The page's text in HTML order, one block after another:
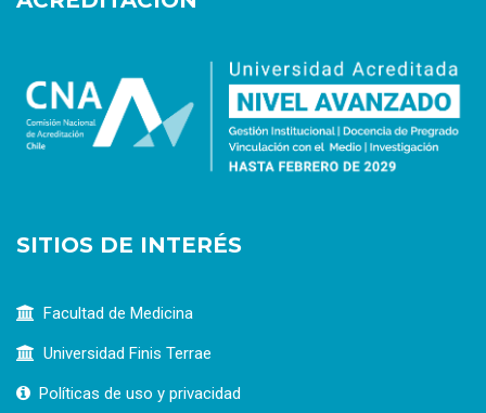
SITIOS DE INTERÉS
Facultad de Medicina
Universidad Finis Terrae
Políticas de uso y privacidad